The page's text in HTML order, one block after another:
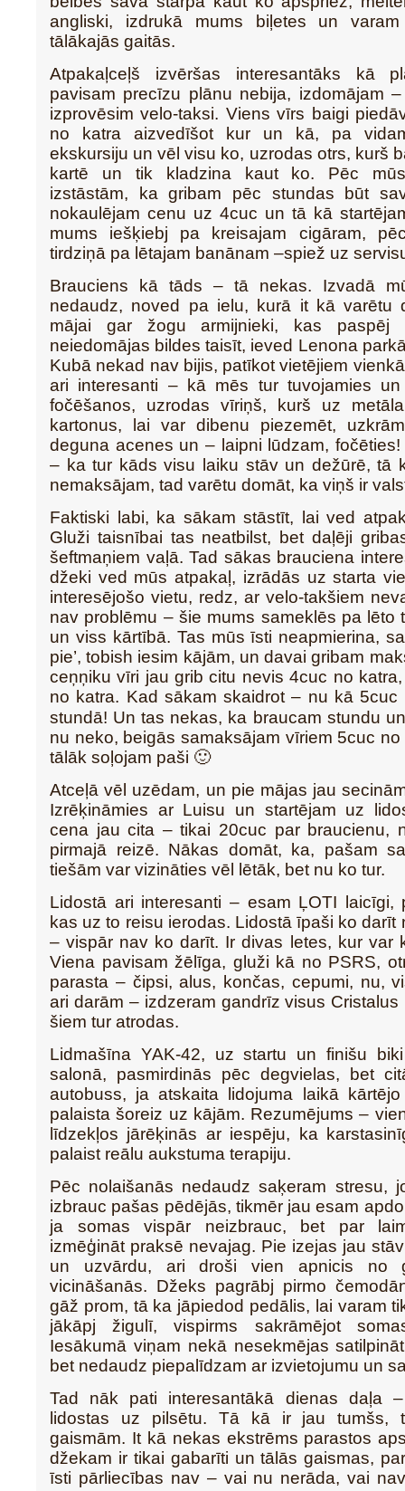
angliski, izdrukā mums biļetes un
tālākajās gaitās.
Atpakaļceļš izvēršas interesantāks kā
pavisam precīzu plānu nebija, izdomājam
izprovēsim velo-taksi. Viens vīrs baigi
no katra aizvedīšot kur un kā, pa
ekskursiju un vēl visu ko, uzrodas otrs, kurš
kartē un tik kladzina kaut ko. Pēc
izstāstām, ka gribam pēc stundas būt
nokaulējam cenu uz 4cuc un tā kā
mums iešķiebj pa kreisajam cigāram,
tirdziņā pa lētajam banānam –spiež uz
Brauciens kā tāds – tā nekas. Izvadā
nedaudz, noved pa ielu, kurā it kā varētu
mājai gar žogu armijnieki, kas paspēj
neiedomājas bildes taisīt, ieved Lenona
Kubā nekad nav bijis, patīkot vietējiem
ari interesanti – kā mēs tur tuvojamies
fočēšanos, uzrodas vīriņš, kurš uz
kartonus, lai var dibenu piezemēt,
deguna acenes un – laipni lūdzam,
– ka tur kāds visu laiku stāv un dežūrē, tā
nemaksājam, tad varētu domāt, ka viņš ir
Faktiski labi, ka sākam stāstīt, lai ved
Gluži taisnībai tas neatbilst, bet daļēji
šeftmaņiem vaļā. Tad sākas brauciena
džeki ved mūs atpakaļ, izrādās uz starta
interesējošo vietu, redz, ar velo-takšiem
nav problēmu – šie mums sameklēs pa lēto
un viss kārtībā. Tas mūs īsti neapmierina,
pie’, tobish iesim kājām, un davai gribam
ceņņiku vīri jau grib citu nevis 4cuc no
no katra. Kad sākam skaidrot – nu kā 5cuc
stundā! Un tas nekas, ka braucam stundu
nu neko, beigās samaksājam vīriem 5cuc
tālāk soļojam paši 🙂
Atceļā vēl uzēdam, un pie mājas jau
Izrēķināmies ar Luisu un startējam uz
cena jau cita – tikai 20cuc par braucienu,
pirmajā reizē. Nākas domāt, ka, pašam
tiešām var vizināties vēl lētāk, bet nu ko tur.
Lidostā ari interesanti – esam ĻOTI laicīgi,
kas uz to reisu ierodas. Lidostā īpaši ko darīt
– vispār nav ko darīt. Ir divas letes, kur var
Viena pavisam žēlīga, gluži kā no PSRS,
parasta – čipsi, alus, končas, cepumi, nu,
ari darām – izdzeram gandrīz visus Cristalus
šiem tur atrodas.
Lidmašīna YAK-42, uz startu un finišu
salonā, pasmirdinās pēc degvielas, bet
autobuss, ja atskaita lidojuma laikā
palaista šoreiz uz kājām. Rezumējums –
līdzekļos jārēķinās ar iespēju, ka
palaist reālu aukstuma terapiju.
Pēc nolaišanās nedaudz saķeram stresu,
izbrauc pašas pēdējās, tikmēr jau esam
ja somas vispār neizbrauc, bet par
izmēģināt praksē nevajag. Pie izejas jau
un uzvārdu, ari droši vien apnicis no
vicināšanās. Džeks pagrābj pirmo
gāž prom, tā ka jāpiedod pedālis, lai varam
jākāpj žigulī, vispirms sakrāmējot
Iesākumā viņam nekā nesekmējas
bet nedaudz piepalīdzam ar izvietojumu un
Tad nāk pati interesantākā dienas daļa
lidostas uz pilsētu. Tā kā ir jau tumšs,
gaismām. It kā nekas ekstrēms parastos
džekam ir tikai gabarīti un tālās gaismas,
īsti pārliecības nav – vai nu nerāda, vai